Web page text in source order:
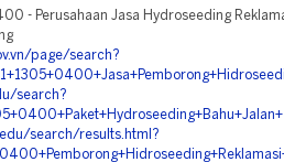
- Perusahaan Jasa Hydroseeding
page/search?
search?
search/results.html?